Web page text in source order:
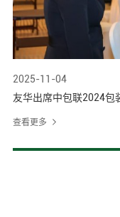
2025-11-04
友华出席中包联2024包
查看更多